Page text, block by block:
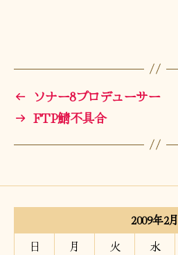
← ソナー8プロデューサー
→ FTP鯖不具合
2009年2月
日
月 火 水